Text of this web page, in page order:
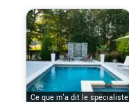
Ce que m'a dit le spécialiste